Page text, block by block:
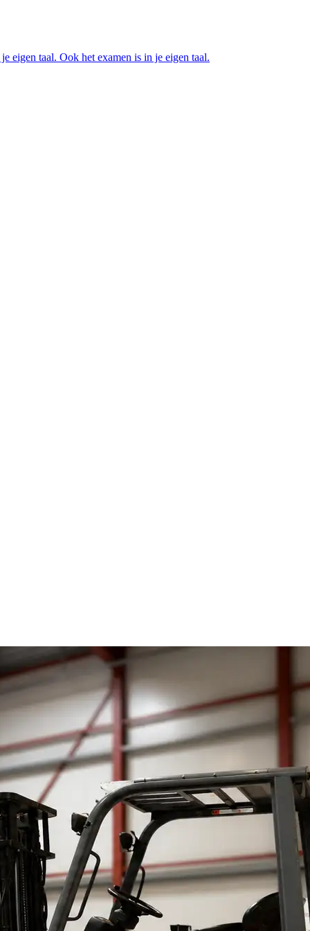
eigen taal. Ook het examen is in je eigen taal.